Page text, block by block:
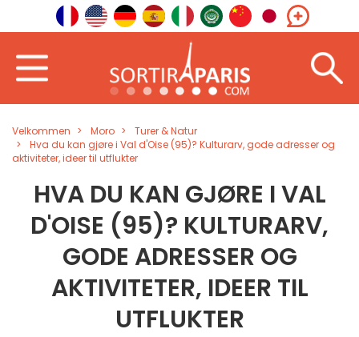
Velkommen Moro
Turer & Natur
Hva du kan gjøre i Val d'Oise (95)? Kulturarv, gode adresser og
aktiviteter, ideer til utflukter
HVA DU KAN GJØRE I VAL
D'OISE (95)? KULTURARV,
GODE ADRESSER OG
AKTIVITETER, IDEER TIL
UTFLUKTER